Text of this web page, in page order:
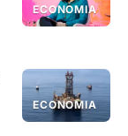
ECONOMIA
ECONOMIA